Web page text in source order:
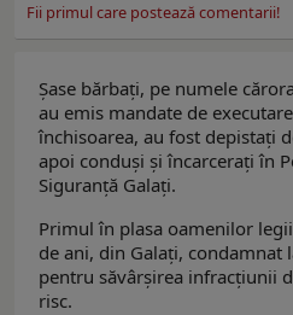
Fii primul care postează comentarii!
Şase bărbaţi, pe numele
au emis mandate de
închisoarea, au fost depistaţi
apoi conduşi şi încarceraţi în
Siguranță Galați.
Primul în plasa oamenilor
de ani, din Galați, condamnat
pentru săvârșirea infracțiunii
risc.